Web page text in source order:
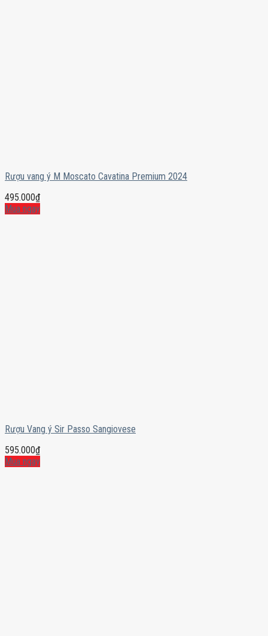
Rượu vang ý M Moscato Cavatina Premium 2024
495.000₫
Mua ngay
Rượu Vang ý Sir Passo Sangiovese
595.000₫
Mua ngay